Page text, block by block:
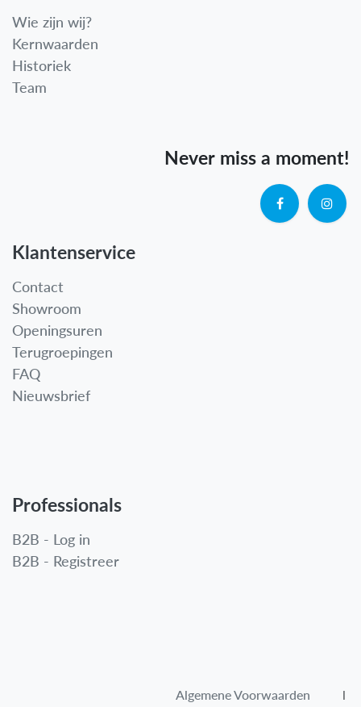
Wie zijn wij?
Kernwaarden
Historiek
Team
Never miss a moment!
Klantenservice
Contact
Showroom
Openingsuren
Terugroepingen
FAQ
Nieuwsbrief
Professionals
B2B - Log in
B2B - Registreer
Algemene Voorwaarden​ l